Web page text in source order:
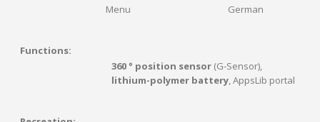
Menu
German
Functions:
360 ° position sensor (G-Sensor),
lithium-polymer battery, AppsLib portal